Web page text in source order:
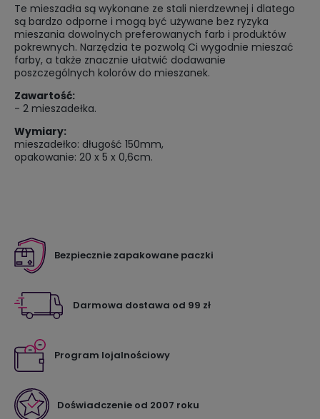
Te mieszadła są wykonane ze stali nierdzewnej i dlatego
są bardzo odporne i mogą być używane bez ryzyka
mieszania dowolnych preferowanych farb i produktów
pokrewnych. Narzędzia te pozwolą Ci wygodnie mieszać
farby, a także znacznie ułatwić dodawanie
poszczególnych kolorów do mieszanek.
Zawartość:
- 2 mieszadełka.
Wymiary:
mieszadełko: długość 150mm,
opakowanie: 20 x 5 x 0,6cm.
Bezpiecznie zapakowane paczki
Darmowa dostawa od 99 zł
Program lojalnościowy
Doświadczenie od 2007 roku